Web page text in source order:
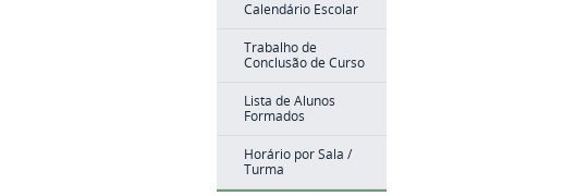
Calendário Escolar
Trabalho de
Conclusão de Curso
Lista de Alunos
Formados
Horário por Sala /
Turma